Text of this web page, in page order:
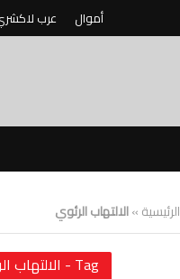
أموال عرب
الرئيسية»الالتهاب الرئوي
Tag - الالتهاب الرئوي